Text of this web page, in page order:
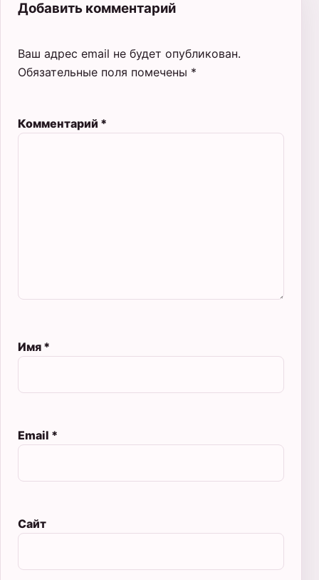
Добавить комментарий
Ваш адрес email не будет опубликован.
Обязательные поля помечены *
Комментарий *
Имя *
Email *
Сайт